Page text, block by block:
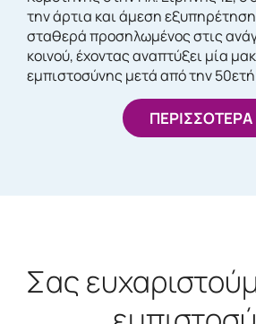
την άρτια και άμεση
σταθερά προσηλωμένος στις
κοινού, έχοντας αναπτύξει μία
εμπιστοσύνης μετά από την
ΠΕΡΙΣΣΟΤΕΡΑ
Σας